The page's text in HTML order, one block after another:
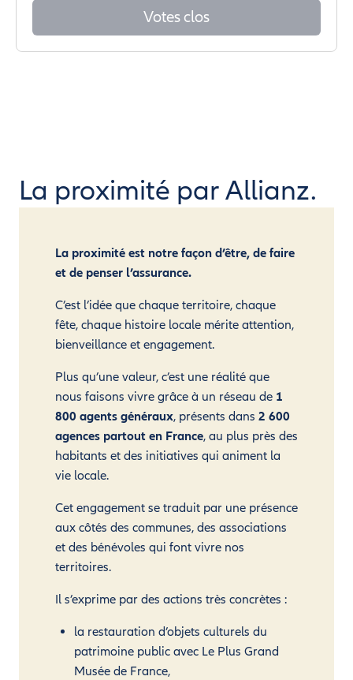
Votes clos
La proximité par Allianz.
La proximité est notre façon d’être, de faire
et de penser l’assurance.
C’est l’idée que chaque territoire, chaque
fête, chaque histoire locale mérite attention,
bienveillance et engagement.
Plus qu’une valeur, c’est une réalité que
nous faisons vivre grâce à un réseau de 1
800 agents généraux, présents dans 2 600
agences partout en France, au plus près des
habitants et des initiatives qui animent la
vie locale.
Cet engagement se traduit par une présence
aux côtés des communes, des associations
et des bénévoles qui font vivre nos
territoires.
Il s’exprime par des actions très concrètes :
la restauration d’objets culturels du
patrimoine public avec Le Plus Grand
Musée de France,